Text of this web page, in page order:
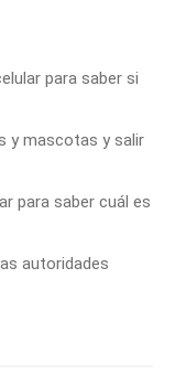
para saber si
y mascotas y salir
para saber cuál es
autoridades